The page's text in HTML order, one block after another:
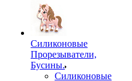
Силиконовые
Прорезыватели,
Бусины.
Силиконовые